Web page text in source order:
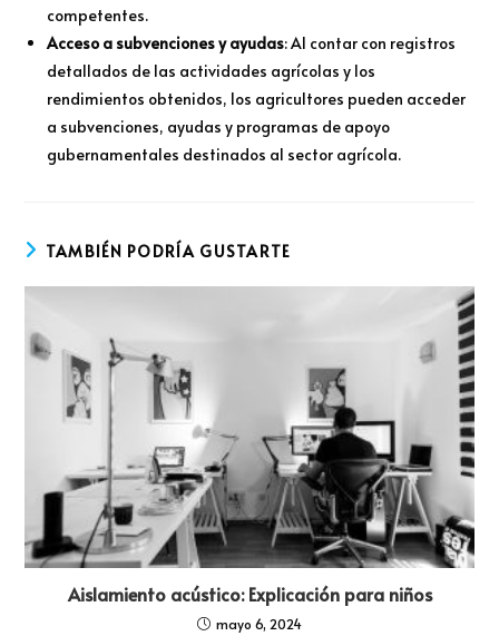
competentes.
Acceso a subvenciones y ayudas: Al contar con registros
detallados de las actividades agrícolas y los
rendimientos obtenidos, los agricultores pueden acceder
a subvenciones, ayudas y programas de apoyo
gubernamentales destinados al sector agrícola.
TAMBIÉN PODRÍA GUSTARTE
Aislamiento acústico: Explicación para niños
mayo 6, 2024